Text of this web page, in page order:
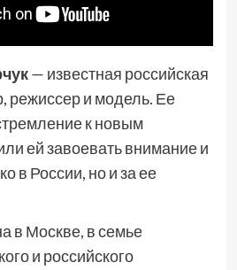
— известная российская
режиссер и модель. Ее
к новым
ей завоевать внимание и
в России, но и за ее
в Москве, в семье
и российского